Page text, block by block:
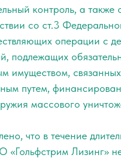
контроль, а
со ст.3
операции с
подлежащих
имуществом,
путем,
массового
что в течение
«Гольфстрим Лизинг»